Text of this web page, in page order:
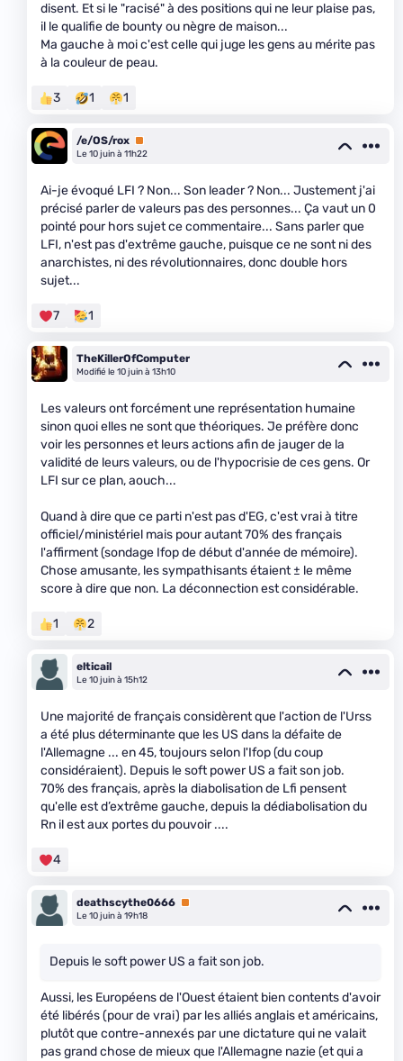
disent. Et si le "racisé" à des positions qui ne leur plaise pas,
il le qualifie de bounty ou nègre de maison...
Ma gauche à moi c'est celle qui juge les gens au mérite pas
à la couleur de peau.
3 1 1
/e/OS/rox Premium
Le 10 juin à 11h22
Ai-je évoqué LFI ? Non... Son leader ? Non... Justement j'ai
précisé parler de valeurs pas des personnes... Ça vaut un 0
pointé pour hors sujet ce commentaire... Sans parler que
LFI, n'est pas d'extrême gauche, puisque ce ne sont ni des
anarchistes, ni des révolutionnaires, donc double hors
sujet...
7 1
TheKillerOfComputer
Modifié le 10 juin à 13h10
Les valeurs ont forcément une représentation humaine
sinon quoi elles ne sont que théoriques. Je préfère donc
voir les personnes et leurs actions afin de jauger de la
validité de leurs valeurs, ou de l'hypocrisie de ces gens. Or
LFI sur ce plan, aouch...
Quand à dire que ce parti n'est pas d'EG, c'est vrai à titre
officiel/ministériel mais pour autant 70% des français
l'affirment (sondage Ifop de début d'année de mémoire).
Chose amusante, les sympathisants étaient ± le même
score à dire que non. La déconnection est considérable.
1 2
elticail
Le 10 juin à 15h12
Une majorité de français considèrent que l'action de l'Urss
a été plus déterminante que les US dans la défaite de
l'Allemagne ... en 45, toujours selon l'Ifop (du coup
considéraient). Depuis le soft power US a fait son job.
70% des français, après la diabolisation de Lfi pensent
qu'elle est d’extrême gauche, depuis la dédiabolisation du
Rn il est aux portes du pouvoir ....
4
deathscythe0666 Premium
Le 10 juin à 19h18
Depuis le soft power US a fait son job.
Aussi, les Européens de l'Ouest étaient bien contents d'avoir
été libérés (pour de vrai) par les alliés anglais et américains,
plutôt que contre-annexés par une dictature qui ne valait
pas grand chose de mieux que l'Allemagne nazie (et qui a